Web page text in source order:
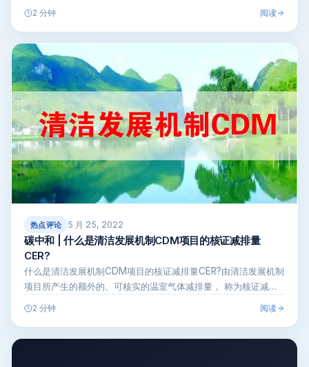
2 分钟 阅读
热点评论 5 月 25, 2022
碳中和 | 什么是清洁发展机制CDM项目的核证减排量
CER?
什么是清洁发展机制CDM项目的核证减排量CER?由清洁发展机制
项目所产生的额外的、可核实的温室气体减排量， 称为核证减排
2 分钟 阅读